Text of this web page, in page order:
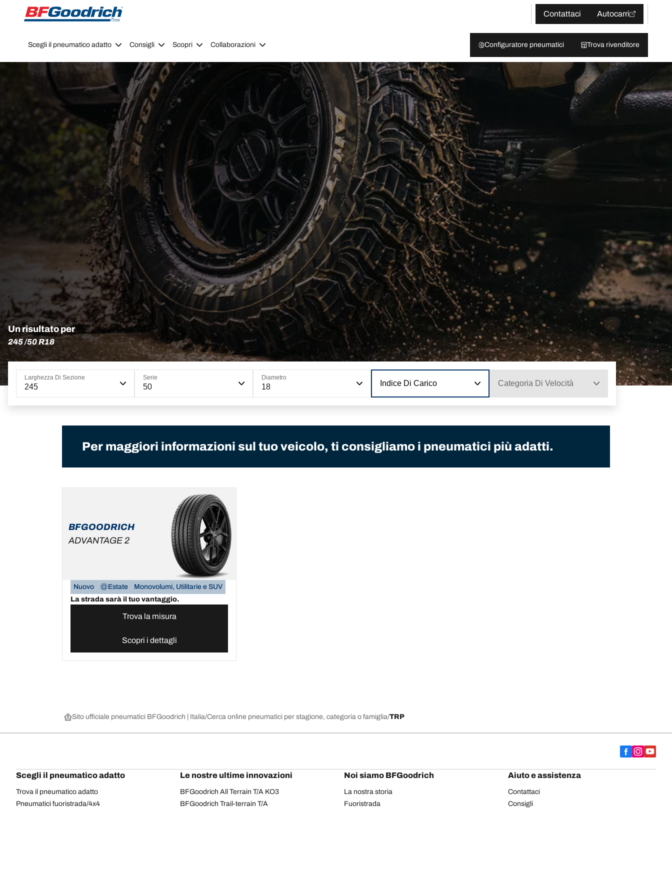
Go to page content
Go to page navigation
Contattaci
Autocarri
Scegli il pneumatico adatto Consigli Scopri Collaborazioni Configuratore pneumatici Trova rivenditore
Un risultato per
245 /50 R18
Larghezza Di Sezione
245
Serie
50
Diametro
18 Indice Di Carico Categoria Di Velocità
Per maggiori informazioni sul tuo veicolo, ti consigliamo i pneumatici più adatti.
BFGOODRICH
ADVANTAGE 2
Nuovo Estate
Monovolumi, Utilitarie e SUV
La strada sarà il tuo vantaggio.
Trova la misura
Scopri i dettagli
Sito ufficiale pneumatici BFGoodrich | Italia Cerca online pneumatici per stagione, categoria o famiglia TRP
Scegli il pneumatico adatto
Trova il pneumatico adatto
Pneumatici fuoristrada/4x4
Le nostre ultime innovazioni
BFGoodrich All Terrain T/A KO3
BFGoodrich Trail-terrain T/A
Noi siamo BFGoodrich
La nostra storia
Fuoristrada
Aiuto e assistenza
Contattaci
Consigli